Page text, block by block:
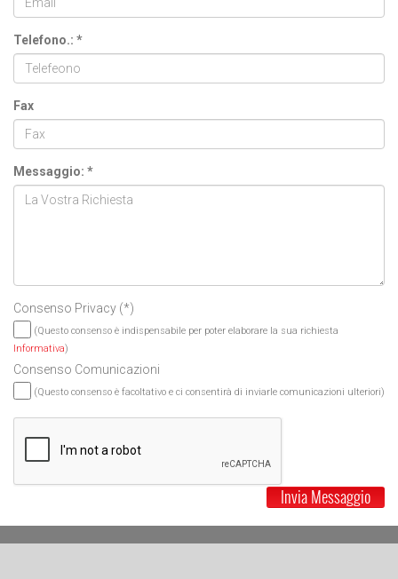
Telefono.: *
Fax
Messaggio: *
Consenso Privacy (*)
(Questo consenso è indispensabile per poter elaborare la sua richiesta
Informativa)
Consenso Comunicazioni
(Questo consenso è facoltativo e ci consentirà di inviarle comunicazioni ulteriori)
Invia Messaggio